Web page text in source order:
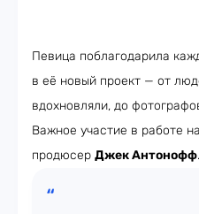
Певица поблагодарила
в её новый проект — от
вдохновляли, до
Важное участие в работе
продюсер Джек Антонофф.